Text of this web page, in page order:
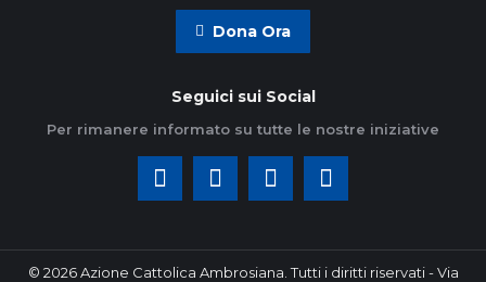
Dona Ora
Seguici sui Social
Per rimanere informato su tutte le nostre iniziative
© 2026 Azione Cattolica Ambrosiana. Tutti i diritti riservati - Via